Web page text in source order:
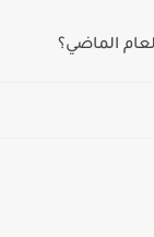
الماضي؟